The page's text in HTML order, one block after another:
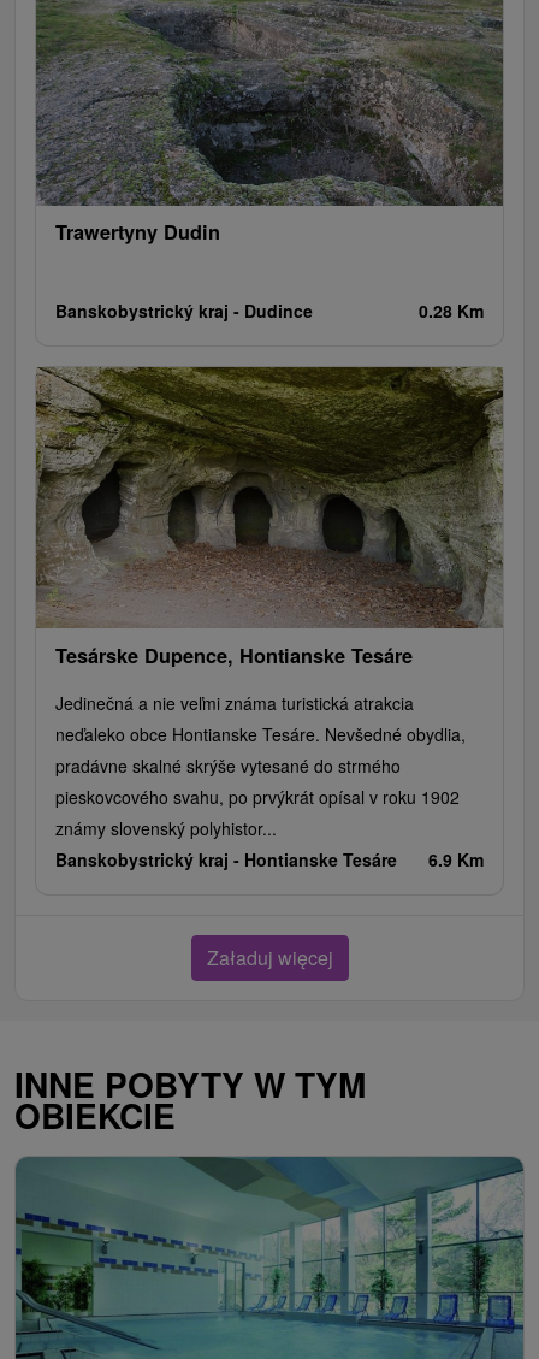
Trawertyny Dudin
Banskobystrický kraj - Dudince 0.28 Km
Tesárske Dupence, Hontianske Tesáre
Jedinečná a nie veľmi známa turistická atrakcia
neďaleko obce Hontianske Tesáre. Nevšedné obydlia,
pradávne skalné skrýše vytesané do strmého
pieskovcového svahu, po prvýkrát opísal v roku 1902
známy slovenský polyhistor...
Banskobystrický kraj - Hontianske Tesáre 6.9 Km
Załaduj więcej
INNE POBYTY W TYM
OBIEKCIE